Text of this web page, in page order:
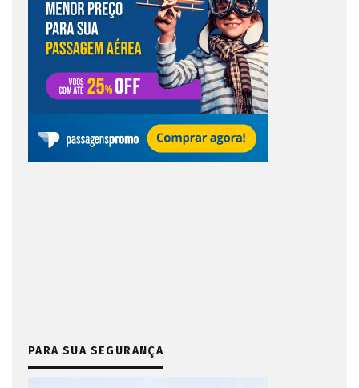
PARA SUA SEGURANÇA